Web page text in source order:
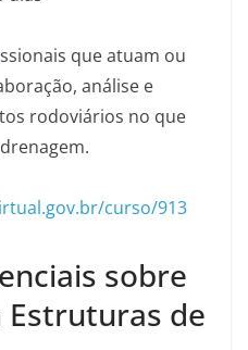
que atuam ou
análise e
rodoviários no que
curso/913
sobre
Estruturas de